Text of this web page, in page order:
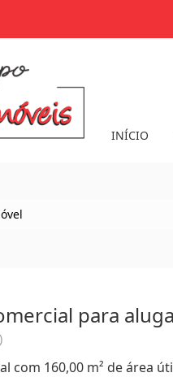
INÍCIO
para
com 160,00 m² de área